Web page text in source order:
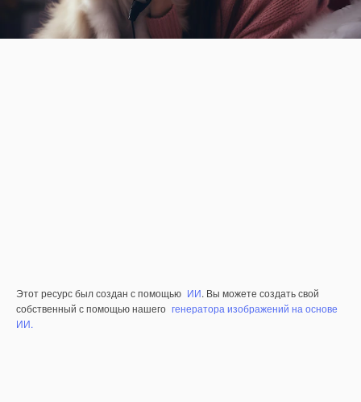
Этот ресурс был создан с помощью ИИ. Вы можете создать свой
собственный с помощью нашего генератора изображений на основе
ИИ.